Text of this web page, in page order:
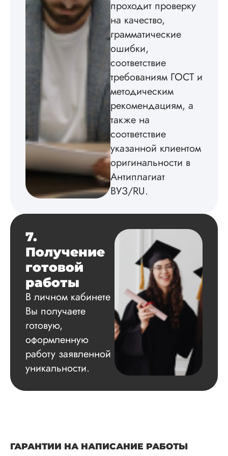
методичкой. Автор
теме
без воды,
некоторые
изображения
пришлось
мне. Услугой
редактирования
Читать полный
проходит проверку
на качество,
грамматические
ошибки,
соответствие
требованиям ГОСТ и
методическим
рекомендациям, а
также на
соответствие
указанной клиентом
оригинальности в
Антиплагиат
ВУЗ/RU.
7.
Получение
готовой
работы
В личном кабинете
Вы получаете
готовую,
оформленную
работу заявленной
уникальности.
ГАРАНТИИ НА НАПИСАНИЕ РАБОТЫ